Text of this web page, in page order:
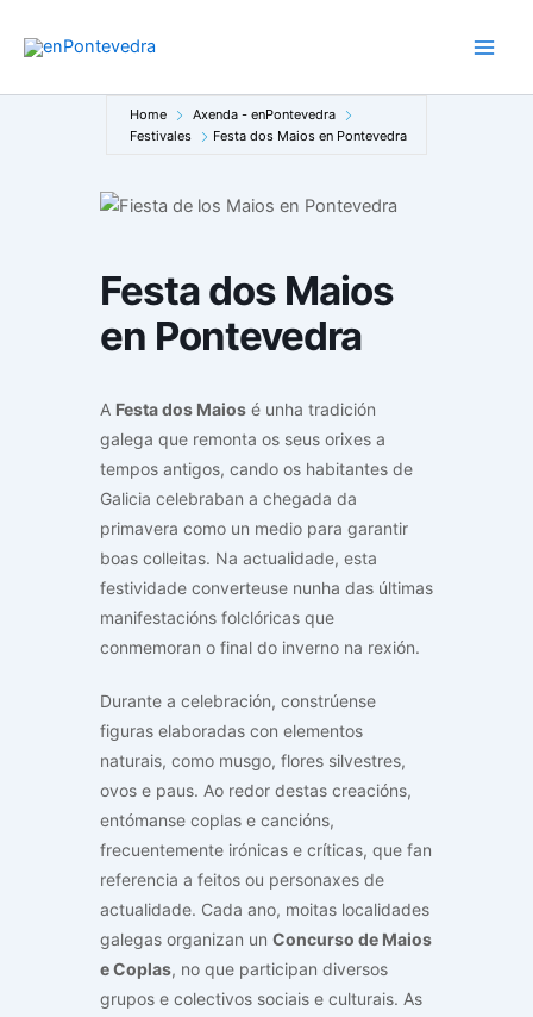
Home
Axenda - enPontevedra
Festivales
Festa dos Maios en Pontevedra
Festa dos Maios
en Pontevedra
A Festa dos Maios é unha tradición
galega que remonta os seus orixes a
tempos antigos, cando os habitantes de
Galicia celebraban a chegada da
primavera como un medio para garantir
boas colleitas. Na actualidade, esta
festividade converteuse nunha das últimas
manifestacións folclóricas que
conmemoran o final do inverno na rexión.
Durante a celebración, constrúense
figuras elaboradas con elementos
naturais, como musgo, flores silvestres,
ovos e paus. Ao redor destas creacións,
entómanse coplas e cancións,
frecuentemente irónicas e críticas, que fan
referencia a feitos ou personaxes de
actualidade. Cada ano, moitas localidades
galegas organizan un Concurso de Maios
e Coplas, no que participan diversos
grupos e colectivos sociais e culturais. As